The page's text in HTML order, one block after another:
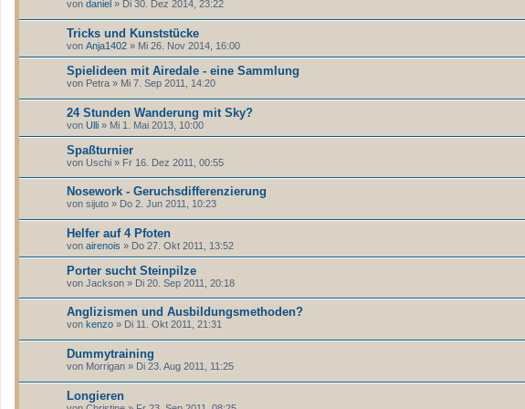
von daniel » Di 30. Dez 2014, 23:22
Tricks und Kunststücke
von Anja1402 » Mi 26. Nov 2014, 16:00
Spielideen mit Airedale - eine Sammlung
von Petra » Mi 7. Sep 2011, 14:20
24 Stunden Wanderung mit Sky?
von Ulli » Mi 1. Mai 2013, 10:00
Spaßturnier
von Uschi » Fr 16. Dez 2011, 00:55
Nosework - Geruchsdifferenzierung
von sijuto » Do 2. Jun 2011, 10:23
Helfer auf 4 Pfoten
von airenois » Do 27. Okt 2011, 13:52
Porter sucht Steinpilze
von Jackson » Di 20. Sep 2011, 20:18
Anglizismen und Ausbildungsmethoden?
von kenzo » Di 11. Okt 2011, 21:31
Dummytraining
von Morrigan » Di 23. Aug 2011, 11:25
Longieren